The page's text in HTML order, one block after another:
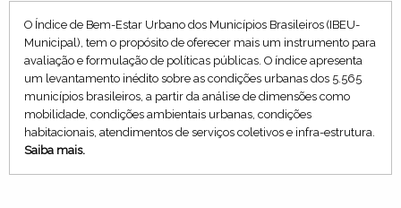
O Índice de Bem-Estar Urbano dos Municípios Brasileiros (IBEU-
Municipal), tem o propósito de oferecer mais um instrumento para
avaliação e formulação de políticas públicas. O índice apresenta
um levantamento inédito sobre as condições urbanas dos 5.565
municípios brasileiros, a partir da análise de dimensões como
mobilidade, condições ambientais urbanas, condições
habitacionais, atendimentos de serviços coletivos e infra-estrutura.
Saiba mais.